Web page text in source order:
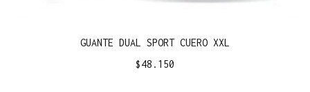
GUANTE DUAL SPORT CUERO XXL
$48.150